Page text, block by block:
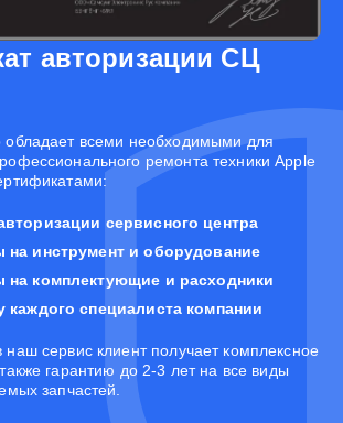
авторизации СЦ
обладает всеми необходимыми для
ремонта техники Apple
сервисного центра
на инструмент и оборудование
на комплектующие и расходники
каждого специалиста компании
сервис клиент получает комплексное
гарантию до 2-3 лет на все виды
запчастей.